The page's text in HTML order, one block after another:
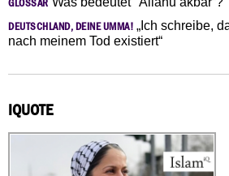
GLOSSAR
DEUTSCHLAND, DEINE UMMA! „Ich schreibe,
nach meinem Tod existiert“
IQUOTE